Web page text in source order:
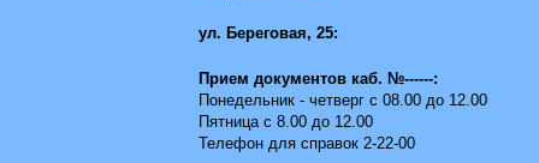
ул. Береговая, 25:
Прием документов каб. №------:
Понедельник - четверг с 08.00 до 12.00
Пятница с 8.00 до 12.00
Телефон для справок 2-22-00